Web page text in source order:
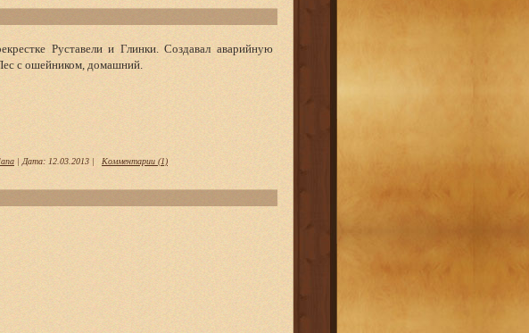
Руставели и Глинки. Создавал аварийную
с ошейником, домашний.
| Дата: 12.03.2013 | Комментарии (1)